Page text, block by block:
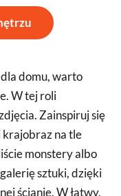
domu, warto
W tej roli
Zainspiruj się
krajobraz na tle
monstery albo
sztuki, dzięki
ścianie. W łatwy,